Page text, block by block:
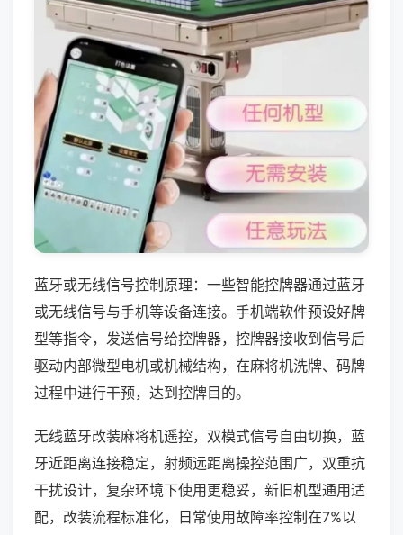
蓝牙或无线信号控制原理：一些智能控牌器通过蓝牙
或无线信号与手机等设备连接。手机端软件预设好牌
型等指令，发送信号给控牌器，控牌器接收到信号后
驱动内部微型电机或机械结构，在麻将机洗牌、码牌
过程中进行干预，达到控牌目的。
无线蓝牙改装麻将机遥控，双模式信号自由切换，蓝
牙近距离连接稳定，射频远距离操控范围广，双重抗
干扰设计，复杂环境下使用更稳妥，新旧机型通用适
配，改装流程标准化，日常使用故障率控制在7%以